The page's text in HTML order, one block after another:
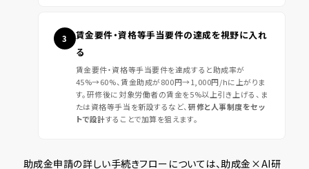
3
賃金要件・資格等手当要件の達成を視野に入れ
る
賃金要件・資格等手当要件を達成すると助成率が
45%→60%、賃金助成が800円→1,000円/hに上がりま
す。研修後に対象労働者の賃金を5%以上引き上げる、ま
たは資格等手当を新設するなど、 研修と人事制度をセッ
トで設計することで加算を狙えます。
助成金申請の詳しい手続きフローについては、助成金×AI研